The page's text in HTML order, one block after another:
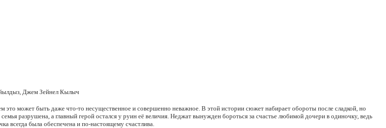
Джем Зейнел Кылыч
это может быть даже что-то несущественное и совершенно неважное. В этой истории сюжет набирает обороты после сладкой, но
разрушена, а главный герой остался у руин её величия. Неджат вынужден бороться за счастье любимой дочери в одиночку, ведь
всегда была обеспечена и по-настоящему счастлива.